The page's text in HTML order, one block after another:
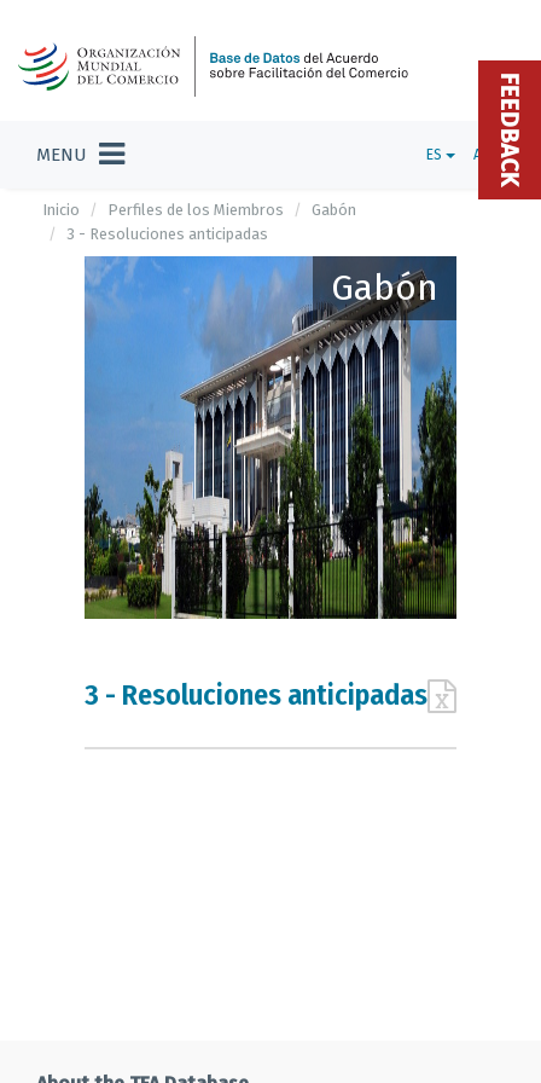
MENU ES ADMIN
Inicio Perfiles de los Miembros
Gabón
3 - Resoluciones anticipadas
Gabón
3 - Resoluciones anticipadas
FEEDBACK